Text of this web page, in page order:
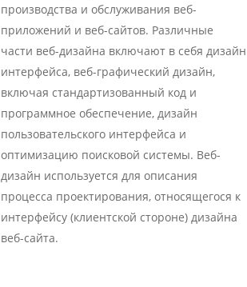
производства и обслуживания веб-
приложений и веб-сайтов. Различные
части веб-дизайна включают в себя дизайн
интерфейса, веб-графический дизайн,
включая стандартизованный код и
программное обеспечение, дизайн
пользовательского интерфейса и
оптимизацию поисковой системы. Веб-
дизайн используется для описания
процесса проектирования, относящегося к
интерфейсу (клиентской стороне) дизайна
веб-сайта.